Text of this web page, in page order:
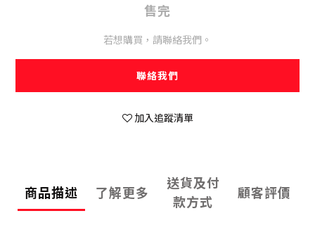
售完
若想購買，請聯絡我們。
聯絡我們
加入追蹤清單
商品描述 了解更多
送貨及付
款方式
顧客評價